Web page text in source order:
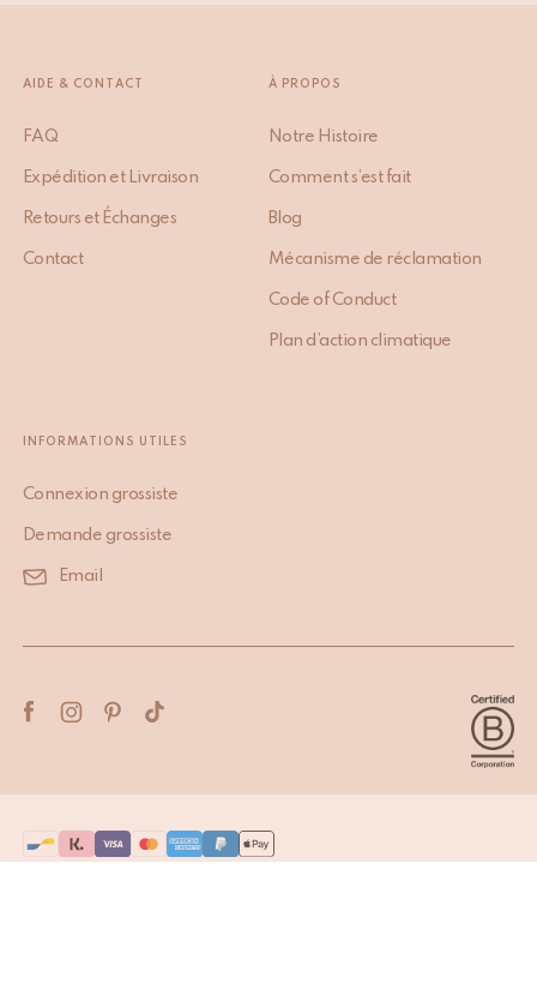
AIDE & CONTACT
FAQ
Expédition et Livraison
Retours et Échanges
Contact
À PROPOS
Notre Histoire
Comment s’est fait
Blog
Mécanisme de réclamation
Code of Conduct
Plan d’action climatique
INFORMATIONS UTILES
Connexion grossiste
Demande grossiste
Email